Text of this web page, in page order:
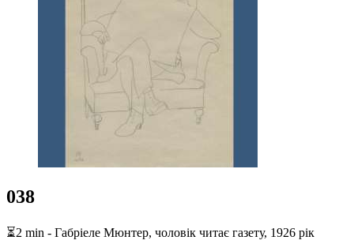
038
⏳2 min - Габріеле Мюнтер, чоловік читає газету, 1926 рік